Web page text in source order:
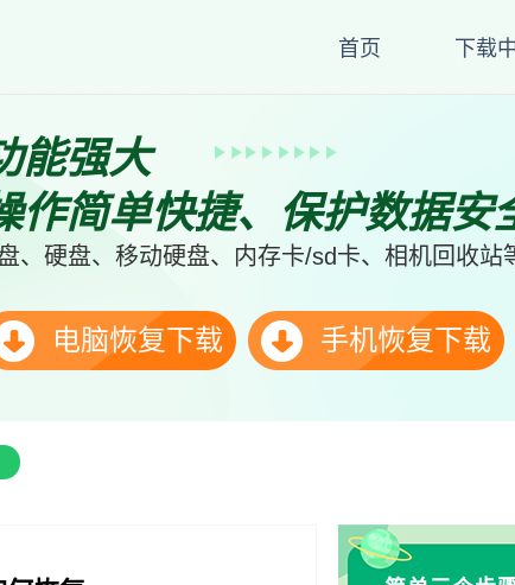
首页 下载
能强大
作简单快捷、保护数据安
、硬盘、移动硬盘、内存卡/sd卡、相机回收站
电脑恢复下载 手机恢复下载